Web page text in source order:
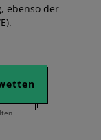
ebenso der